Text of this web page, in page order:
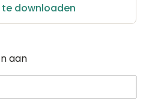
te downloaden
aan